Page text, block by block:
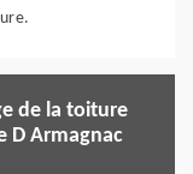
de la toiture
D Armagnac